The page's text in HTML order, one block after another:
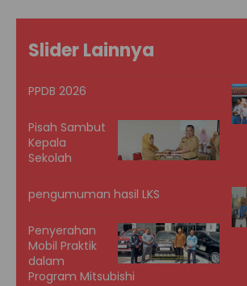
Slider Lainnya
PPDB 2026
Pisah Sambut
Kepala
Sekolah
pengumuman hasil LKS
Penyerahan
Mobil Praktik
dalam
Program Mitsubishi